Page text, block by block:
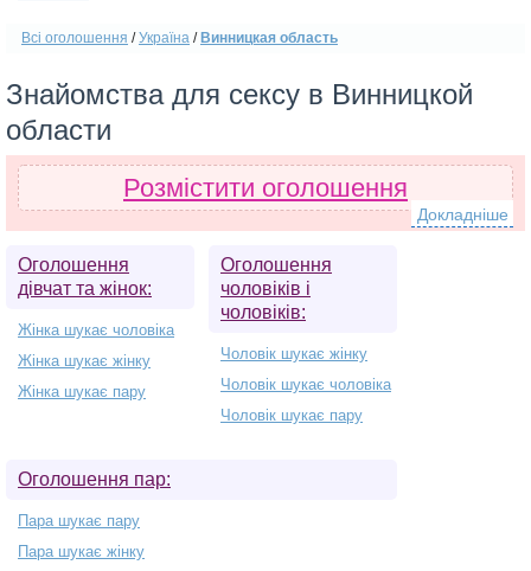
Всі оголошення /Україна / Винницкая область
Знайомства для сексу в Винницкой
области
Розмістити оголошення
Докладніше
Оголошення
дівчат та жінок:
Жінка шукає чоловіка
Жінка шукає жінку
Жінка шукає пару
Оголошення
чоловіків і
чоловіків:
Чоловік шукає жінку
Чоловік шукає чоловіка
Чоловік шукає пару
Оголошення пар:
Пара шукає пару
Пара шукає жінку